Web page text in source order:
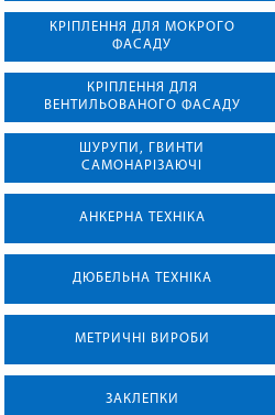
КРІПЛЕННЯ ДЛЯ МОКРОГО
ФАСАДУ
КРІПЛЕННЯ ДЛЯ
ВЕНТИЛЬОВАНОГО ФАСАДУ
ШУРУПИ, ГВИНТИ
САМОНАРІЗАЮЧІ
АНКЕРНА ТЕХНIКА
ДЮБЕЛЬНА ТЕХНІКА
МЕТРИЧНІ ВИРОБИ
ЗАКЛЕПКИ